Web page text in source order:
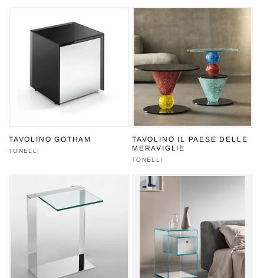
TAVOLINO GOTHAM
Produttore:
TONELLI
TAVOLINO IL PAESE DELLE
MERAVIGLIE
Produttore:
TONELLI